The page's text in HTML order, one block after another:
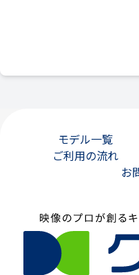
モデル一覧
ご利用の流れ
お